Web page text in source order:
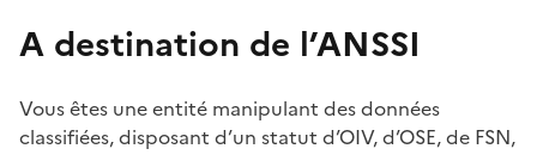
A destination de l’ANSSI
Vous êtes une entité manipulant des données
classifiées, disposant d’un statut d’OIV, d’OSE, de FSN,